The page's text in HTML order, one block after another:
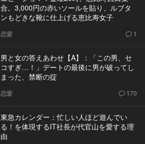
合。3,000円の赤いソールを貼り、ルブタ
ンもどきな靴に仕上げる恵比寿女子
恋愛 1
男と女の答えあわせ【A】：「この男、セ
コすぎ…！」デートの最後に男が破ってし
まった、禁断の掟
恋愛 170
東急カレンダー：忙しい人ほど遊んでい
る！を体現するIT社長が代官山を愛する理
由